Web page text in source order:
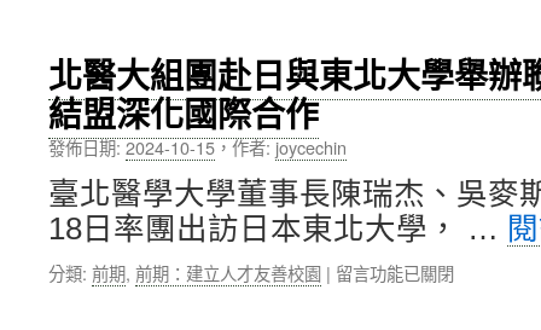
間，
打
造
元
閱
覽
氛
中
教
育
中
「English
True
Corner
活
動」，
打
北醫大組團赴日與東北大學舉辦
結盟深化國際合作
發佈日期:2024-10-15，作者: joycechin
臺北醫學大學董事長陳瑞杰、吳麥
18日率團出訪日本東北大學， …
分類: 前期, 前期：建立人才友善校園 | 在
留言功能已關閉